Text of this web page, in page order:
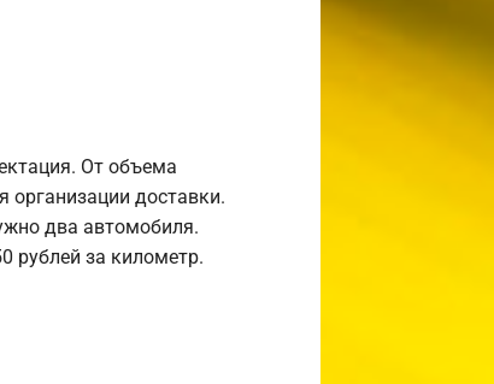
От объема
организации доставки.
два автомобиля.
рублей за километр.